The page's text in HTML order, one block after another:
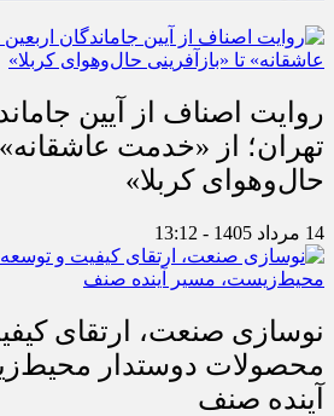
روایت اصناف از آیین
تهران؛ از «خدمت عاشقانه»
حال‌وهوای کربلا»
14 مرداد 1405 - 13:12
نوسازی صنعت، ارتقای
محصولات دوستدار
آینده صنف